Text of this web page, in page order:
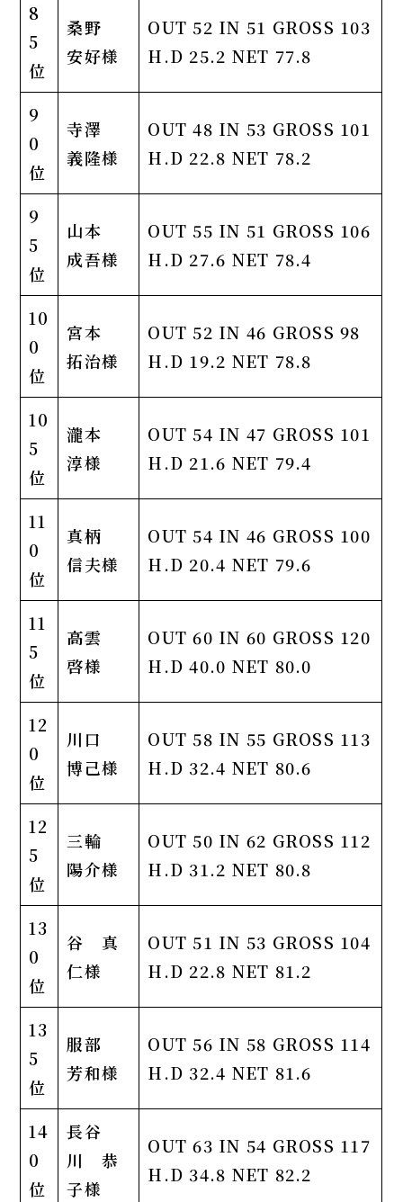
8
5
位
桑野
安好様
OUT 52 IN 51 GROSS 103
H.D 25.2 NET 77.8
9
0
位
寺澤
義隆様
OUT 48 IN 53 GROSS 101
H.D 22.8 NET 78.2
9
5
位
山本
成吾様
OUT 55 IN 51 GROSS 106
H.D 27.6 NET 78.4
10
0
位
宮本
拓治様
OUT 52 IN 46 GROSS 98
H.D 19.2 NET 78.8
10
5
位
瀧本
淳様
OUT 54 IN 47 GROSS 101
H.D 21.6 NET 79.4
11
0
位
真柄
信夫様
OUT 54 IN 46 GROSS 100
H.D 20.4 NET 79.6
11
5
位
高雲
啓様
OUT 60 IN 60 GROSS 120
H.D 40.0 NET 80.0
12
0
位
川口
博己様
OUT 58 IN 55 GROSS 113
H.D 32.4 NET 80.6
12
5
位
三輪
陽介様
OUT 50 IN 62 GROSS 112
H.D 31.2 NET 80.8
13
0
位
谷 真
仁様
OUT 51 IN 53 GROSS 104
H.D 22.8 NET 81.2
13
5
位
服部
芳和様
OUT 56 IN 58 GROSS 114
H.D 32.4 NET 81.6
14
0
位
長谷
川 恭
子様
OUT 63 IN 54 GROSS 117
H.D 34.8 NET 82.2